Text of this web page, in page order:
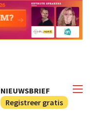
NIEUWSBRIEF
Registreer gratis